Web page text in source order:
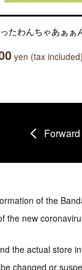
たわんちゃあぁぁ
yen (tax included)
Forward
of the
the new
the actual store
changed or